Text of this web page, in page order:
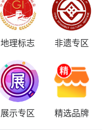
地理标志 非遗专区
展示专区 精选品牌